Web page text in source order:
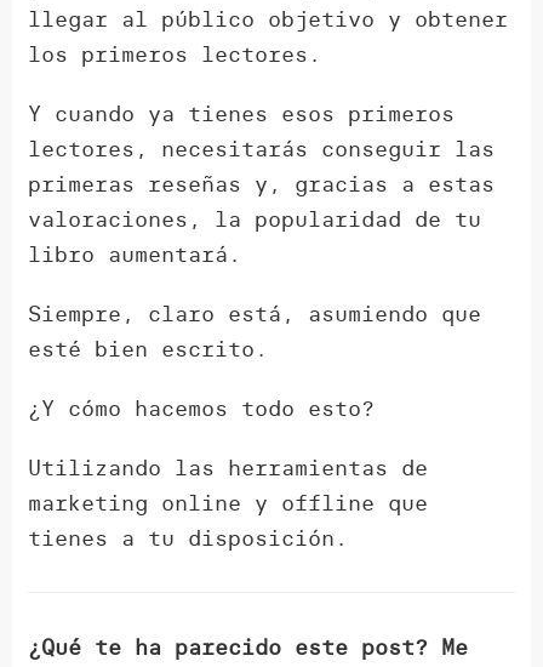
llegar al público objetivo y obtener
los primeros lectores.
Y cuando ya tienes esos primeros
lectores, necesitarás conseguir las
primeras reseñas y, gracias a estas
valoraciones, la popularidad de tu
libro aumentará.
Siempre, claro está, asumiendo que
esté bien escrito.
¿Y cómo hacemos todo esto?
Utilizando las herramientas de
marketing online y offline que
tienes a tu disposición.
¿Qué te ha parecido este post? Me